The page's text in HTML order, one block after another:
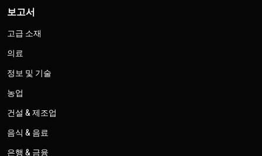
보고서
고급 소재
의료
정보 및 기술
농업
건설 & 제조업
음식 & 음료
은행 & 금융